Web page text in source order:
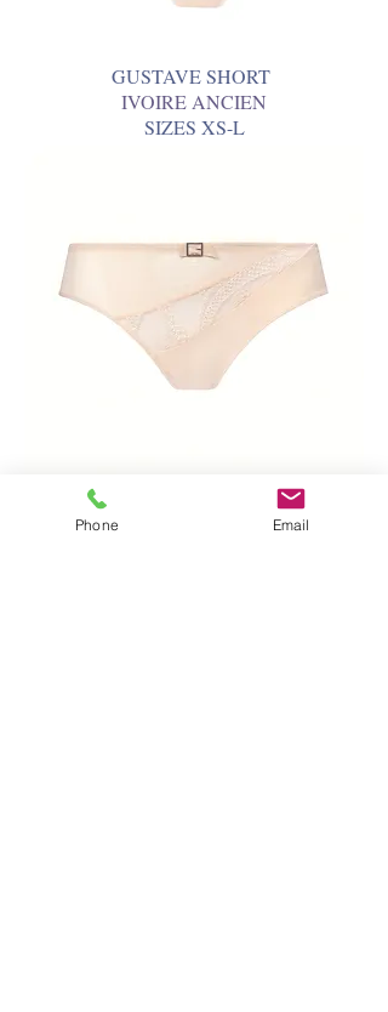
GUSTAVE SHORT
IVOIRE ANCIEN
SIZES XS-L
Phone Email